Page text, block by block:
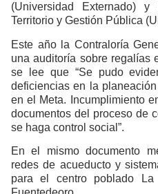
(Universidad Externado)
Territorio y Gestión Pública
Este año la Contraloría
una auditoría sobre regalías
se lee que “Se pudo
deficiencias en la
en el Meta. Incumplimiento
documentos del proceso de
se haga control social”.
En el mismo documento
redes de acueducto y
para el centro poblado La